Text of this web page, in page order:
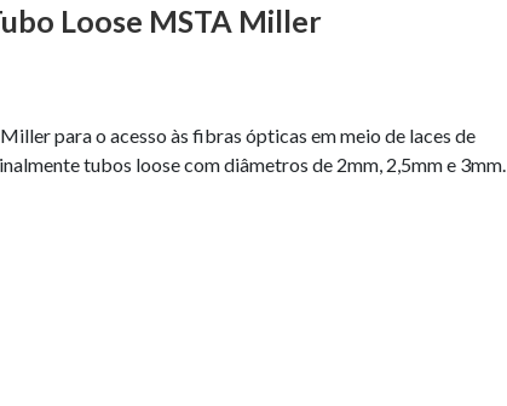
Loose MSTA Miller
para o acesso às fibras ópticas em meio de laces de
tubos loose com diâmetros de 2mm, 2,5mm e 3mm.